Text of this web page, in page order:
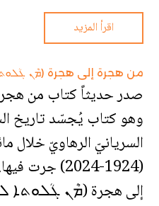
اقرأ المزيد
من هجرة إلى هجرة (ܡܶܢ
صدر حديثاً كتاب من
وهو كتاب يُجسّد تاريخ
السريانيّ الرهاويّ خلال
(1924-2024)
إلى هجرة (ܡܶܢ ܓܳܠܘܬܐ